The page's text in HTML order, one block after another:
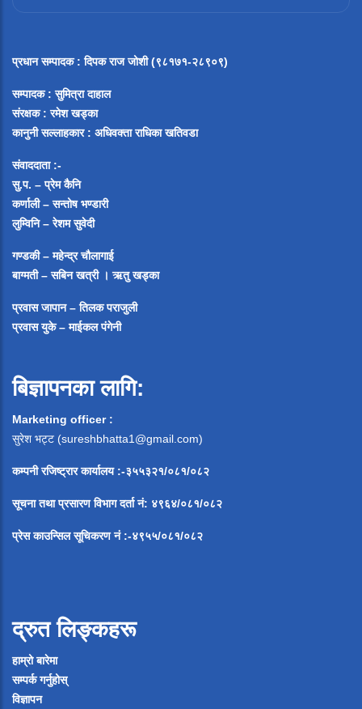
प्रधान सम्पादक: दिपक राज जोशी (९८१७१-२८९०९)
सम्पादक : सुमित्रा दाहाल
संरक्षक : रमेश खड्का
कानुनी सल्लाहकार : अधिवक्ता राधिका खतिवडा
संवाददाता :-
सु.प. – प्रेम कैनि
कर्णाली – सन्तोष भण्डारी
लुम्विनि – रेशम सुवेदी
गण्डकी – महेन्द्र चौलागाई
बाग्मती – सबिन खत्री ।ऋतु खड्का
प्रवास जापान – तिलक पराजुली
प्रवास युके – माईकल पंगेनी
बिज्ञापनका लागि:
Marketing officer :
सुरेश भट्ट (sureshbhatta1@gmail.com)
कम्पनी रजिष्ट्रार कार्यालय :-३५५३२१/०८१/०८२
सूचना तथा प्रसारण विभाग दर्ता नं: ४९६४/०८१/०८२
प्रेस काउन्सिल सूचिकरण नं:-४९५५/०८१/०८२
द्रुत लिङ्कहरू
हाम्रो बारेमा
सम्पर्क गर्नुहोस्
विज्ञापन